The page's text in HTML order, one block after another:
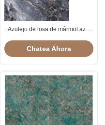
Azulejo de losa de mármol azul
Decoración interior moderna de
CRIMEA
Chatea Ahora